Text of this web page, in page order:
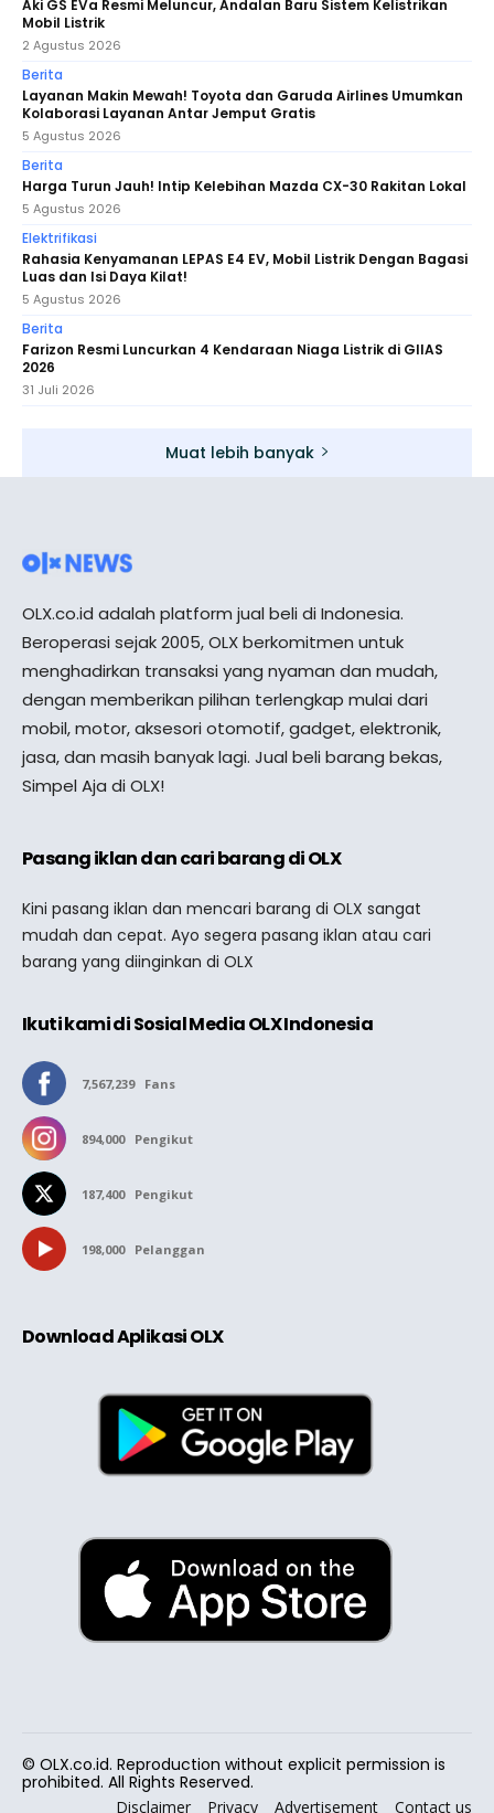
Aki GS EVa Resmi Meluncur, Andalan Baru Sistem Kelistrikan
Mobil Listrik
2 Agustus 2026
Berita
Layanan Makin Mewah! Toyota dan Garuda Airlines Umumkan
Kolaborasi Layanan Antar Jemput Gratis
5 Agustus 2026
Berita
Harga Turun Jauh! Intip Kelebihan Mazda CX-30 Rakitan Lokal
5 Agustus 2026
Elektrifikasi
Rahasia Kenyamanan LEPAS E4 EV, Mobil Listrik Dengan Bagasi
Luas dan Isi Daya Kilat!
5 Agustus 2026
Berita
Farizon Resmi Luncurkan 4 Kendaraan Niaga Listrik di GIIAS
2026
31 Juli 2026
Muat lebih banyak
OLX.co.id adalah platform jual beli di Indonesia.
Beroperasi sejak 2005, OLX berkomitmen untuk
menghadirkan transaksi yang nyaman dan mudah,
dengan memberikan pilihan terlengkap mulai dari
mobil, motor, aksesori otomotif, gadget, elektronik,
jasa, dan masih banyak lagi. Jual beli barang bekas,
Simpel Aja di OLX!
Pasang iklan dan cari barang di OLX
Kini pasang iklan dan mencari barang di OLX sangat
mudah dan cepat. Ayo segera pasang iklan atau cari
barang yang diinginkan di OLX
Ikuti kami di Sosial Media OLX Indonesia
7,567,239 Fans
894,000 Pengikut
187,400 Pengikut
198,000 Pelanggan
Download Aplikasi OLX
© OLX.co.id. Reproduction without explicit permission is
prohibited. All Rights Reserved.
Disclaimer Privacy Advertisement Contact us